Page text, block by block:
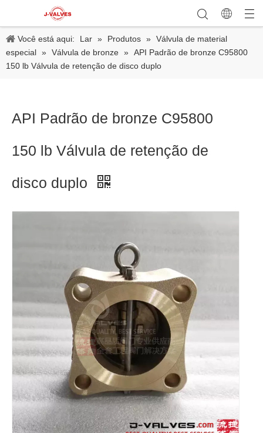
Você está aqui: Lar » Produtos » Válvula de material
especial » Válvula de bronze » API Padrão de bronze C95800
150 lb Válvula de retenção de disco duplo
API Padrão de bronze C95800
150 lb Válvula de retenção de
disco duplo